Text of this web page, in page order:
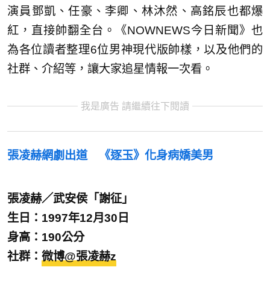
演員鄧凱、任豪、李卿、林沐然、高銘辰也都爆
紅，直接帥翻全台。《NOWNEWS今日新聞》也
為各位讀者整理6位男神現代版帥樣，以及他們的
社群、介紹等，讓大家追星情報一次看。
我是廣告 請繼續往下閱讀
張凌赫網劇出道 《逐玉》化身病嬌美男
張凌赫／武安侯「謝征」
生日：1997年12月30日
身高：190公分
社群： 微博@張凌赫z